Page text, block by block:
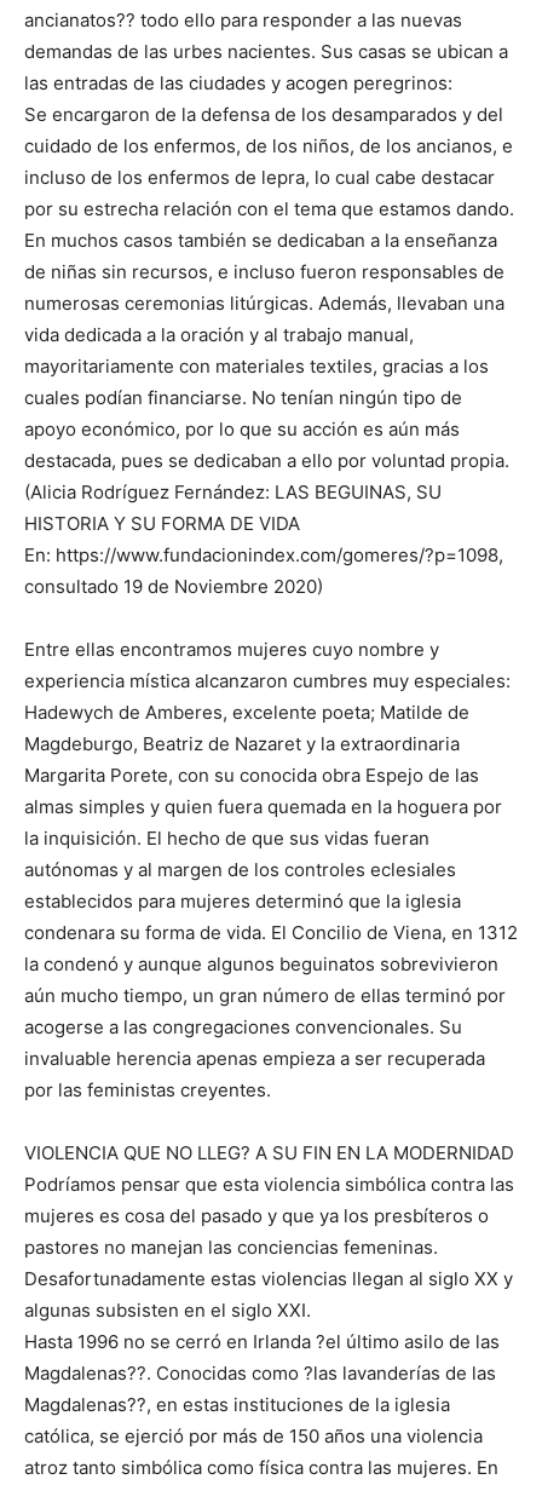
ancianatos?? todo ello para responder a las nuevas
demandas de las urbes nacientes. Sus casas se ubican a
las entradas de las ciudades y acogen peregrinos:
Se encargaron de la defensa de los desamparados y del
cuidado de los enfermos, de los niños, de los ancianos, e
incluso de los enfermos de lepra, lo cual cabe destacar
por su estrecha relación con el tema que estamos dando.
En muchos casos también se dedicaban a la enseñanza
de niñas sin recursos, e incluso fueron responsables de
numerosas ceremonias litúrgicas. Además, llevaban una
vida dedicada a la oración y al trabajo manual,
mayoritariamente con materiales textiles, gracias a los
cuales podían financiarse. No tenían ningún tipo de
apoyo económico, por lo que su acción es aún más
destacada, pues se dedicaban a ello por voluntad propia.
(Alicia Rodríguez Fernández: LAS BEGUINAS, SU
HISTORIA Y SU FORMA DE VIDA
En: https://www.fundacionindex.com/gomeres/?p=1098,
consultado 19 de Noviembre 2020)
Entre ellas encontramos mujeres cuyo nombre y
experiencia mística alcanzaron cumbres muy especiales:
Hadewych de Amberes, excelente poeta; Matilde de
Magdeburgo, Beatriz de Nazaret y la extraordinaria
Margarita Porete, con su conocida obra Espejo de las
almas simples y quien fuera quemada en la hoguera por
la inquisición. El hecho de que sus vidas fueran
autónomas y al margen de los controles eclesiales
establecidos para mujeres determinó que la iglesia
condenara su forma de vida. El Concilio de Viena, en 1312
la condenó y aunque algunos beguinatos sobrevivieron
aún mucho tiempo, un gran número de ellas terminó por
acogerse a las congregaciones convencionales. Su
invaluable herencia apenas empieza a ser recuperada
por las feministas creyentes.
VIOLENCIA QUE NO LLEG? A SU FIN EN LA MODERNIDAD
Podríamos pensar que esta violencia simbólica contra las
mujeres es cosa del pasado y que ya los presbíteros o
pastores no manejan las conciencias femeninas.
Desafortunadamente estas violencias llegan al siglo XX y
algunas subsisten en el siglo XXI.
Hasta 1996 no se cerró en Irlanda ?el último asilo de las
Magdalenas??. Conocidas como ?las lavanderías de las
Magdalenas??, en estas instituciones de la iglesia
católica, se ejerció por más de 150 años una violencia
atroz tanto simbólica como física contra las mujeres. En